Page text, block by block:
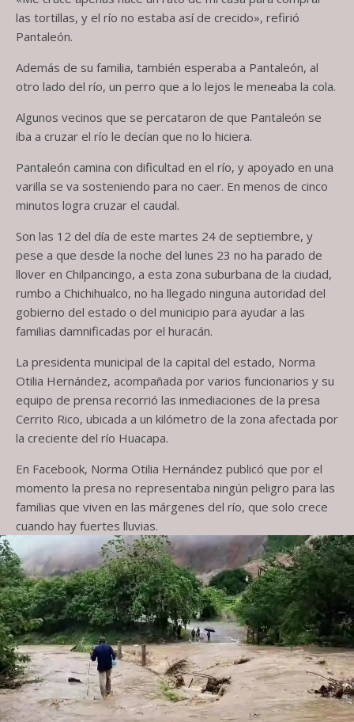
las tortillas, y el río no estaba así de crecido», refirió
Pantaleón.
Además de su familia, también esperaba a Pantaleón, al
otro lado del río, un perro que a lo lejos le meneaba la cola.
Algunos vecinos que se percataron de que Pantaleón se
iba a cruzar el río le decían que no lo hiciera.
Pantaleón camina con dificultad en el río, y apoyado en una
varilla se va sosteniendo para no caer. En menos de cinco
minutos logra cruzar el caudal.
Son las 12 del día de este martes 24 de septiembre, y
pese a que desde la noche del lunes 23 no ha parado de
llover en Chilpancingo, a esta zona suburbana de la ciudad,
rumbo a Chichihualco, no ha llegado ninguna autoridad del
gobierno del estado o del municipio para ayudar a las
familias damnificadas por el huracán.
La presidenta municipal de la capital del estado, Norma
Otilia Hernández, acompañada por varios funcionarios y su
equipo de prensa recorrió las inmediaciones de la presa
Cerrito Rico, ubicada a un kilómetro de la zona afectada por
la creciente del río Huacapa.
En Facebook, Norma Otilia Hernández publicó que por el
momento la presa no representaba ningún peligro para las
familias que viven en las márgenes del río, que solo crece
cuando hay fuertes lluvias.